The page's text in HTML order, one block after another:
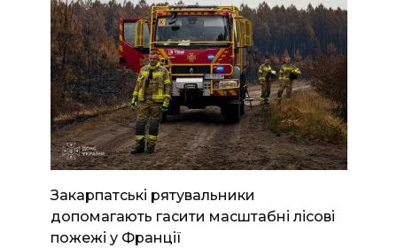
Закарпатські рятувальники
допомагають гасити масштабні лісові
пожежі у Франції